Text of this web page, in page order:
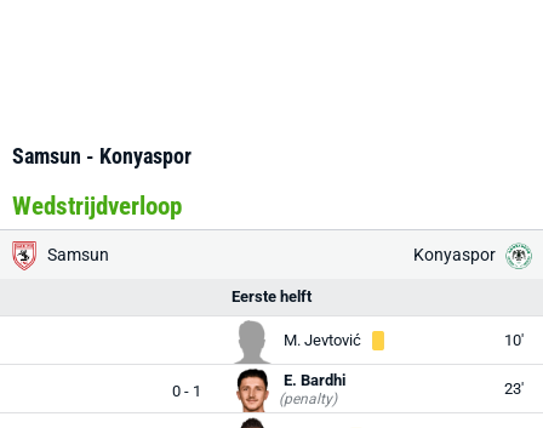
Samsun - Konyaspor
Wedstrijdverloop
Samsun Konyaspor
Eerste helft
M. Jevtović 10'
0 - 1
E. Bardhi
(penalty)
23'